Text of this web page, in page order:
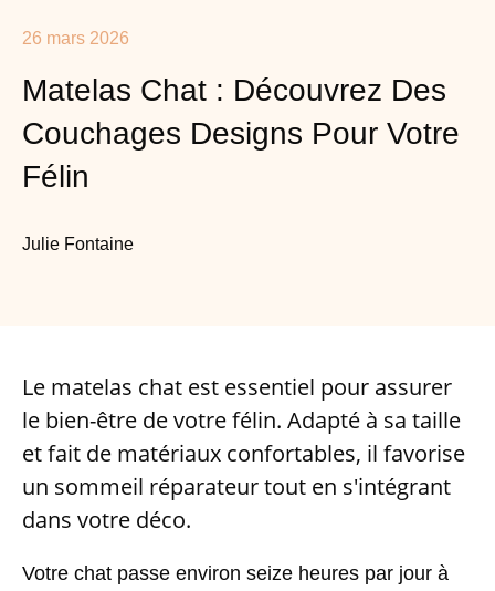
26 mars 2026
Matelas Chat : Découvrez Des
Couchages Designs Pour Votre
Félin
Julie Fontaine
Le matelas chat est essentiel pour assurer
le bien-être de votre félin. Adapté à sa taille
et fait de matériaux confortables, il favorise
un sommeil réparateur tout en s'intégrant
dans votre déco.
Votre chat passe environ seize heures par jour à